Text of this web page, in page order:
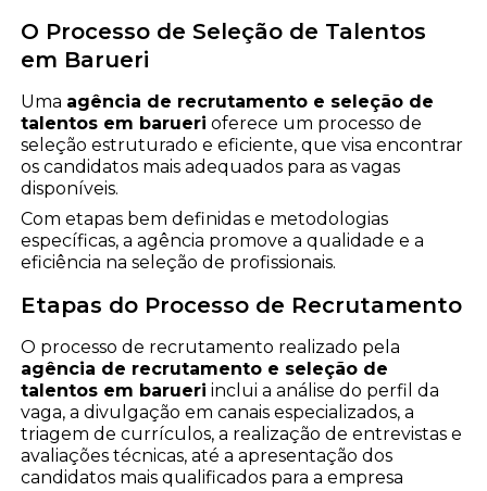
O Processo de Seleção de Talentos
em Barueri
Uma agência de recrutamento e seleção de
talentos em barueri oferece um processo de
seleção estruturado e eficiente, que visa encontrar
os candidatos mais adequados para as vagas
disponíveis.
Com etapas bem definidas e metodologias
específicas, a agência promove a qualidade e a
eficiência na seleção de profissionais.
Etapas do Processo de Recrutamento
O processo de recrutamento realizado pela
agência de recrutamento e seleção de
talentos em barueri inclui a análise do perfil da
vaga, a divulgação em canais especializados, a
triagem de currículos, a realização de entrevistas e
avaliações técnicas, até a apresentação dos
candidatos mais qualificados para a empresa